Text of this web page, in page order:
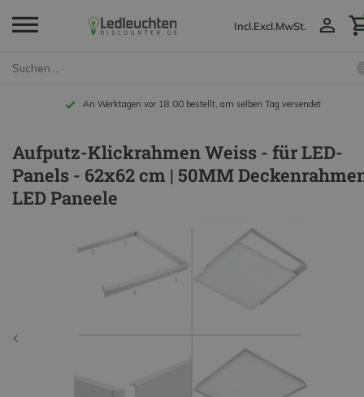
Incl.Excl.MwSt.
An Werktagen vor 18:00 bestellt, am selben Tag versendet
Aufputz-Klickrahmen Weiss - für LED-
Panels - 62x62 cm | 50MM
LED Paneele